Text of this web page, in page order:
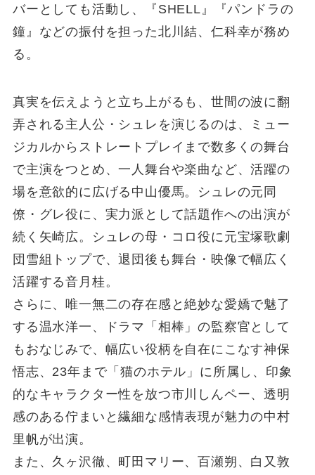
バーとしても活動し、『SHELL』『パンドラの
鐘』などの振付を担った北川結、仁科幸が務め
る。
真実を伝えようと立ち上がるも、世間の波に翻
弄される主人公・シュレを演じるのは、ミュー
ジカルからストレートプレイまで数多くの舞台
で主演をつとめ、一人舞台や楽曲など、活躍の
場を意欲的に広げる中山優馬。シュレの元同
僚・グレ役に、実力派として話題作への出演が
続く矢崎広。シュレの母・コロ役に元宝塚歌劇
団雪組トップで、退団後も舞台・映像で幅広く
活躍する音月桂。
さらに、唯一無二の存在感と絶妙な愛嬌で魅了
する温水洋一、ドラマ「相棒」の監察官として
もおなじみで、幅広い役柄を自在にこなす神保
悟志、23年まで「猫のホテル」に所属し、印象
的なキャラクター性を放つ市川しんペー、透明
感のある佇まいと繊細な感情表現が魅力の中村
里帆が出演。
また、久ヶ沢徹、町田マリー、百瀬朔、白又敦